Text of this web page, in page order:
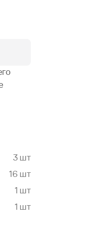
3 шт
16 шт
1 шт
1 шт